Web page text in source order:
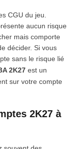
CGU du jeu.
aucun risque
mais comporte
décider. Si vous
sans le risque lié
2K27 est un
sur votre compte
2K27 à